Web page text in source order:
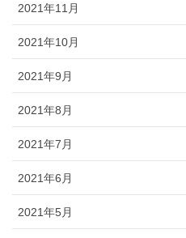
2021年11月
2021年10月
2021年9月
2021年8月
2021年7月
2021年6月
2021年5月